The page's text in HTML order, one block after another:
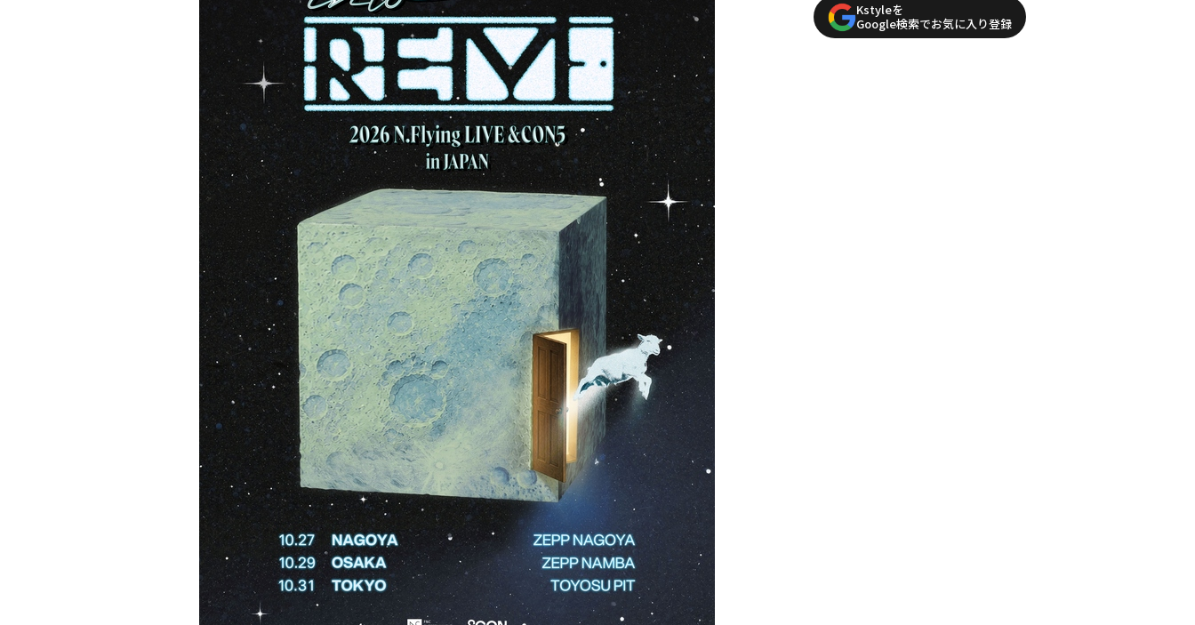
Kstyleを
Google検索でお気に入り登録